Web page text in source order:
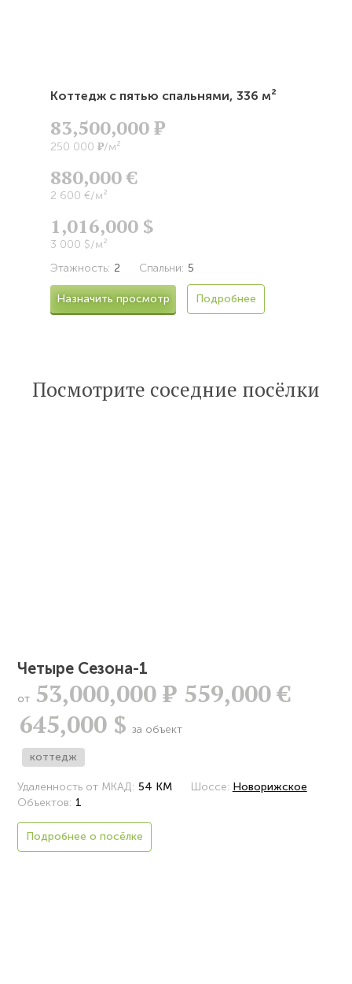
Коттедж с пятью спальнями, 336 м²
83,500,000Р
250 000 Р/м²
880,000 €
2 600 €/м²
1,016,000 $
3 000 $/м²
Этажность: 2 Спальни: 5
Назначить просмотр Подробнее
Посмотрите соседние посёлки
Четыре Сезона-1
от 53,000,000Р 559,000 €
645,000 $ за объект
коттедж
Удаленность от МКАД: 54 КМ Шоссе: Новорижское
Объектов: 1
Подробнее о посёлке